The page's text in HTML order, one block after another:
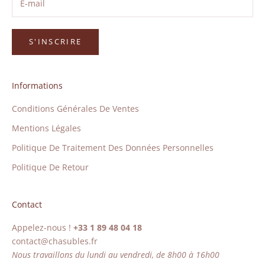
S'INSCRIRE
Informations
Conditions Générales De Ventes
Mentions Légales
Politique De Traitement Des Données Personnelles
Politique De Retour
Contact
Appelez-nous ! +33 1 89 48 04 18
contact@chasubles.fr
Nous travaillons du lundi au vendredi, de 8h00 à 16h00